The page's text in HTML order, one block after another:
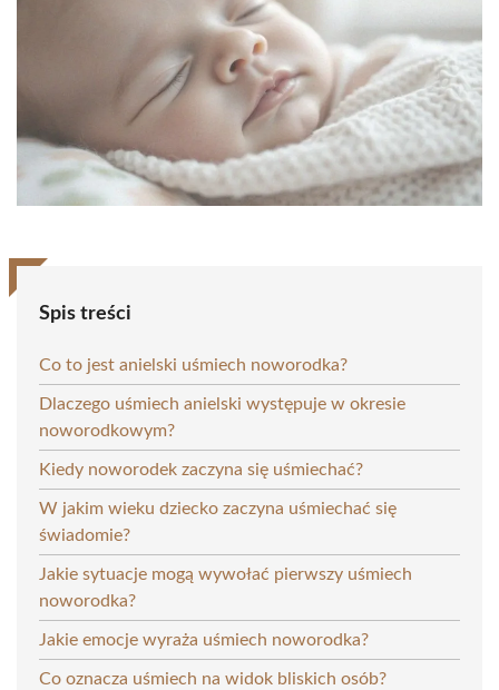
Spis treści
Co to jest anielski uśmiech noworodka?
Dlaczego uśmiech anielski występuje w okresie
noworodkowym?
Kiedy noworodek zaczyna się uśmiechać?
W jakim wieku dziecko zaczyna uśmiechać się
świadomie?
Jakie sytuacje mogą wywołać pierwszy uśmiech
noworodka?
Jakie emocje wyraża uśmiech noworodka?
Co oznacza uśmiech na widok bliskich osób?